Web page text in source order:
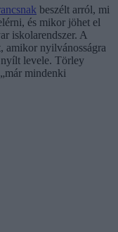
beszélt arról, mi
és mikor jöhet el
iskolarendszer. A
amikor nyilvánosságra
levele. Törley
mindenki